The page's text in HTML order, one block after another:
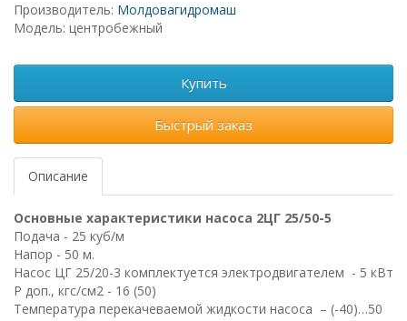
Производитель: Молдовагидромаш
Модель: центробежный
Купить
Быстрый заказ
Описание
Основные характеристики насоса 2ЦГ 25/50-5
Подача - 25 куб/м
Напор - 50 м.
Насос ЦГ 25/20-3 комплектуется электродвигателем - 5 кВт
Р доп., кгс/см2 - 16 (50)
Температура перекачеваемой жидкости насоса – (-40)…50